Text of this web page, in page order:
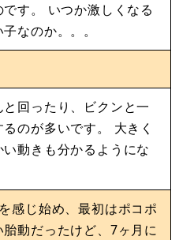
す。 いつか激しくなる
なのか。。。
回ったり、ビクンと一
のが多いです。 大きく
動きも分かるようにな
感じ始め、最初はポコポ
動だったけど、7ヶ月に